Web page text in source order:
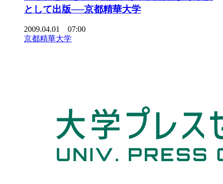
として出版──京都精華大学
2009.04.01 07:00
京都精華大学